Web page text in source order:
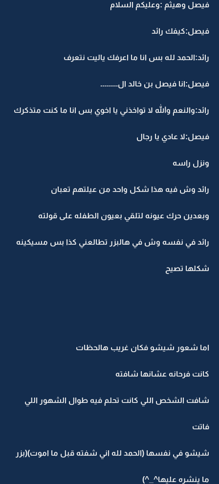
فيصل وهيثم :وعليكم السلام
فيصل:كيفك رائد
رائد:الحمد لله بس انا ما اعرفك ياليت نتعرف
فيصل:انا فيصل بن خالد ال.........
رائد:والنعم والله لا تواخذني يا اخوي بس انا ما كنت متذكرك
فيصل:لا عادي يا رجال
ونزل راسه
رائد وش فيه هذا شكل واحد من عيلتهم تعبان
وبعدين حرك عيونه لتلقي بعيون الطفله على قولته
رائد في نفسه وش في هالبزر تطالعني كذا بس مسيكينه
شكلها تصيح
اما شعور شيشو فكان غريب هالحظات
كانت فرحانه عشانها شافته
شافت الشخص اللي كانت تحلم فيه طوال الشهور اللي
فاتت
شيشو في نفسها (الحمد لله اني شفته قبل ما اموت)(بزر
ما ينشره عليها^_^)